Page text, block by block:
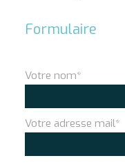
Formulaire
Votre nom*
Votre adresse mail*